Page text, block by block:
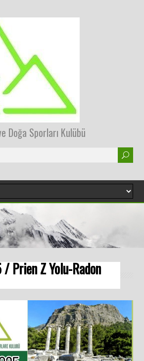
Doğa Sporları Kulübü
Prien Z Yolu-Radon